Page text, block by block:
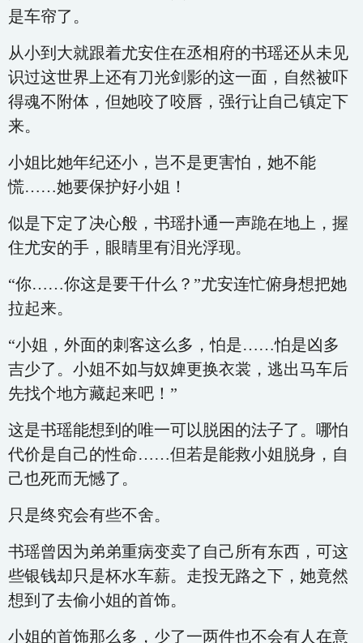
是车帘了。
从小到大就跟着尤安住在丞相府的书瑶还从未见
识过这世界上还有刀光剑影的这一面，自然被吓
得魂不附体，但她咬了咬唇，强行让自己镇定下
来。
小姐比她年纪还小，岂不是更害怕，她不能
慌……她要保护好小姐！
似是下定了决心般，书瑶扑通一声跪在地上，握
住尤安的手，眼睛里有泪光浮现。
“你……你这是要干什么？”尤安连忙俯身想把她
拉起来。
“小姐，外面的刺客这么多，怕是……怕是凶多
吉少了。小姐不如与奴婢更换衣裳，逃出马车后
先找个地方藏起来吧！”
这是书瑶能想到的唯一可以脱困的法子了。哪怕
代价是自己的性命……但若是能救小姐脱身，自
己也死而无憾了。
只是终究会有些不舍。
书瑶曾因为弟弟重病变卖了自己所有东西，可这
些银钱却只是杯水车薪。走投无路之下，她竟然
想到了去偷小姐的首饰。
小姐的首饰那么多，少了一两件也不会有人在意